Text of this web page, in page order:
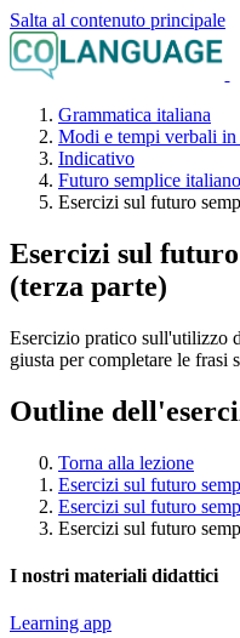
Salta al contenuto principale
Grammatica italiana
Modi e tempi verbali
Indicativo
Futuro semplice italiano
Esercizi sul futuro
Esercizi sul
(terza parte)
Esercizio pratico sull'utilizzo
giusta per completare le frasi
Outline
Torna alla lezione
Esercizi sul futuro
Esercizi sul futuro
Esercizi sul futuro
I nostri materiali didattici
Learning app